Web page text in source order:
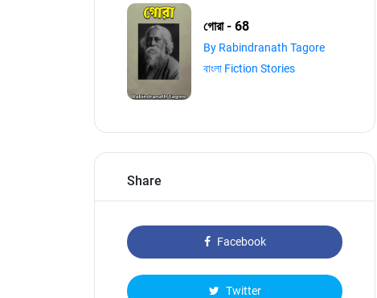
গোরা - 68
By Rabindranath Tagore
বাংলা Fiction Stories
Share
Facebook
Twitter